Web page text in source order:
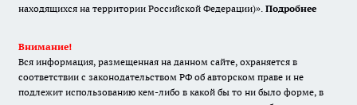
находящихся на территории Российской Федерации)». Подробнее
Внимание!
Вся информация, размещенная на данном сайте, охраняется в
соответствии с законодательством РФ об авторском праве и не
подлежит использованию кем-либо в какой бы то ни было форме, в